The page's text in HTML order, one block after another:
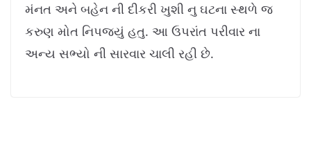
મંનત અને બહેન ની દીકરી ખુશી નુ ઘટના સ્થળે જ
કરુણ મોત નિપજ્યું હતુ. આ ઉપરાંત પરીવાર ના
અન્ય સભ્યો ની સારવાર ચાલી રહી છે.